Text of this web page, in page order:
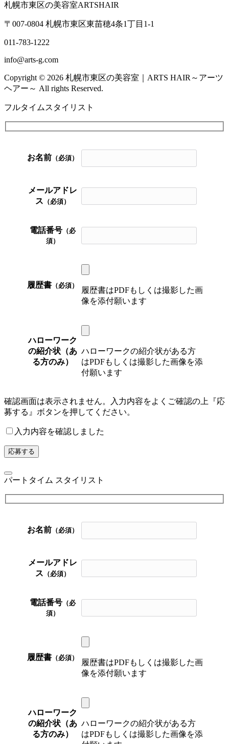
札幌市東区の美容室ARTSHAIR
〒007-0804 札幌市東区東苗穂4条1丁目1-1
011-783-1222
info@arts-g.com
Copyright © 2026 札幌市東区の美容室｜ARTS HAIR～アーツ
ヘアー～ All rights Reserved.
フルタイムスタイリスト
お名前 （必須）
メールアドレ
ス （必須）
電話番号 （必
須）
履歴書 （必須）
履歴書はPDFもしくは撮影した画
像を添付願います
ハローワーク
の紹介状（あ
る方のみ）
ハローワークの紹介状がある方
はPDFもしくは撮影した画像を添
付願います
確認画面は表示されません。入力内容をよくご確認の上『応
募する』ボタンを押してください。
入力内容を確認しました
パートタイム スタイリスト
お名前 （必須）
メールアドレ
ス （必須）
電話番号 （必
須）
履歴書 （必須）
履歴書はPDFもしくは撮影した画
像を添付願います
ハローワーク
の紹介状（あ
る方のみ）
ハローワークの紹介状がある方
はPDFもしくは撮影した画像を添